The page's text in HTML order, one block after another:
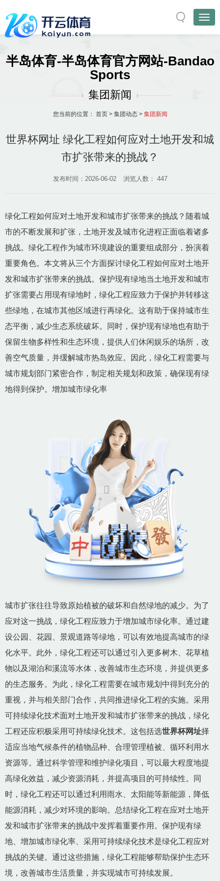
半岛体育-半岛体育官方网站-Bandao
Sports
集团新闻
您当前的位置： 首页> 集团动态> 集团新闻
世界杯网址 绿化工程如何应对土地开发和城
市扩张带来的挑战？
发布时间：2026-06-02 浏览人数： 447
绿化工程如何应对土地开发和城市扩张带来的挑战？随着城
市的不断发展和扩张，土地开发及城市化进程正面临着诸多
挑战。绿化工程作为城市环境建设的重要组成部分，扮演着
重要角色。本文将从三个方面探讨绿化工程如何应对土地开
发和城市扩张带来的挑战。保护现有绿地当土地开发和城市
扩张需要占用现有绿地时，绿化工程应致力于保护并转移这
些绿地，在城市其他区域进行再绿化。这有助于保持城市生
态平衡，减少生态系统破坏。同时，保护现有绿地也有助于
保留生物多样性和生态环境，提供人们休闲娱乐的场所，改
善空气质量，并缓解城市热岛效应。因此，绿化工程需要与
城市规划部门紧密合作，制定相关规划和政策，确保现有绿
地得到保护。增加城市绿化率
城市扩张往往导致原始植被的破坏和自然绿地的减少。为了
应对这一挑战，绿化工程应致力于增加城市绿化率。通过建
设公园、花园、景观道路等绿地，可以有效地提高城市的绿
化水平。此外，绿化工程还可以通过引入更多树木、花草植
物以及湖泊和溪流等水体，改善城市生态环境，并提供更多
的生态服务。为此，绿化工程需要在城市规划中得到充分的
重视，并与相关部门合作，共同推进绿化工程的实施。采用
可持续绿化技术面对土地开发和城市扩张带来的挑战，绿化
工程还应积极采用可持续绿化技术。这包括选世界杯网址择
适应当地气候条件的植物品种、合理管理植被、循环利用水
资源等。通过科学管理和维护绿化项目，可以最大程度地提
高绿化效益，减少资源消耗，并提高项目的可持续性。同
时，绿化工程还可以通过利用雨水、太阳能等新能源，降低
能源消耗，减少对环境的影响。总结绿化工程在应对土地开
发和城市扩张带来的挑战中发挥着重要作用。保护现有绿
地、增加城市绿化率、采用可持续绿化技术是绿化工程应对
挑战的关键。通过这些措施，绿化工程能够帮助保护生态环
境，改善城市生活质量，并实现城市可持续发展。